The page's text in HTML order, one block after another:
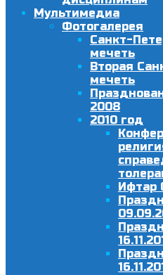
Мультимедиа
Фотогалерея
Санкт-
мечеть
Вторая
мечеть
2008
2010 год
Ифтар